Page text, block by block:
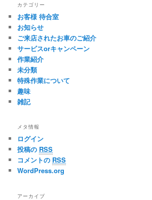
イ
ブ
カテゴリー
お客様 待合室
お知らせ
ご来店されたお車のご紹介
サービスorキャンペーン
作業紹介
未分類
特殊作業について
趣味
雑記
メタ情報
ログイン
投稿の RSS
コメントの RSS
WordPress.org
アーカイブ